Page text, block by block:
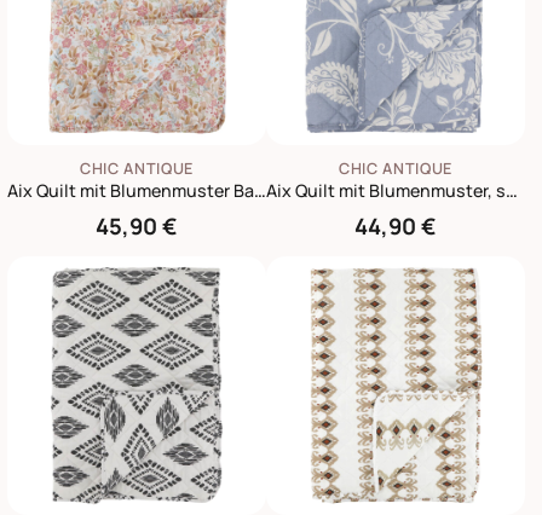
CHIC ANTIQUE
Aix Quilt mit Blumenmuster Baumwolle
45,90 €
CHIC ANTIQUE
Aix Quilt mit Blumenmuster, sky blue
44,90 €